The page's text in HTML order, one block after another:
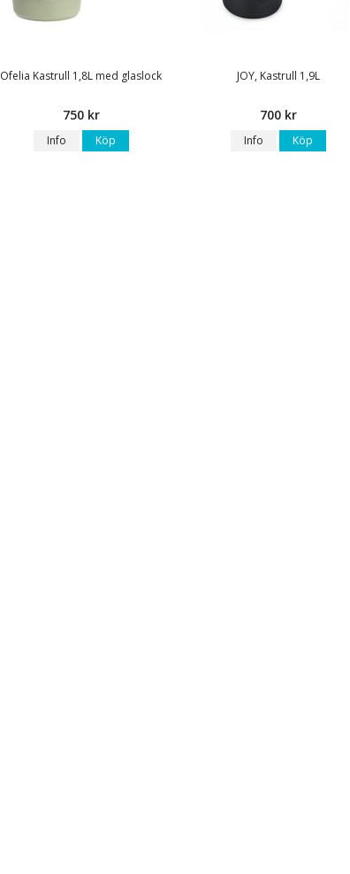
Ofelia Kastrull 1,8L med glaslock
750 kr
Info Köp
JOY, Kastrull 1,9L
700 kr
Info Köp